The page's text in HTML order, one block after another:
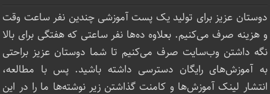
دوستان عزیز برای تولید یک پست آموزشی چندین نفر ساعت‌ وقت
و هزینه صرف می‌کنیم. بعلاوه ده‌ها نفر ساعتی که هفتگی برای بالا
نگه داشتن وب‌سایت صرف ‌می‌کنیم تا شما دوستان عزیز براحتی
به آموزش‌های رایگان دسترسی داشته باشید. پس با مطالعه،
انتشار لینک‌ آموزش‌ها و کامنت گذاشتن زیر نوشته‌‌ها ما را در این